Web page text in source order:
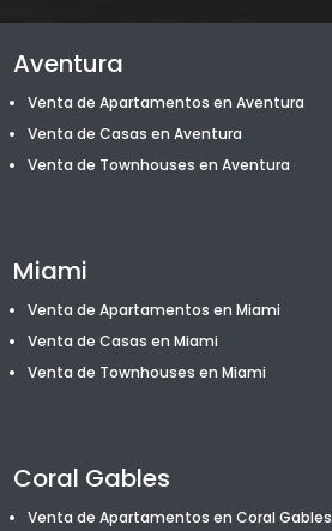
Aventura
Venta de Apartamentos en Aventura
Venta de Casas en Aventura
Venta de Townhouses en Aventura
Miami
Venta de Apartamentos en Miami
Venta de Casas en Miami
Venta de Townhouses en Miami
Coral Gables
Venta de Apartamentos en Coral Gables